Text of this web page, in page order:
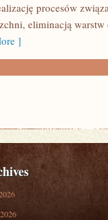
procesów
eliminacją
]